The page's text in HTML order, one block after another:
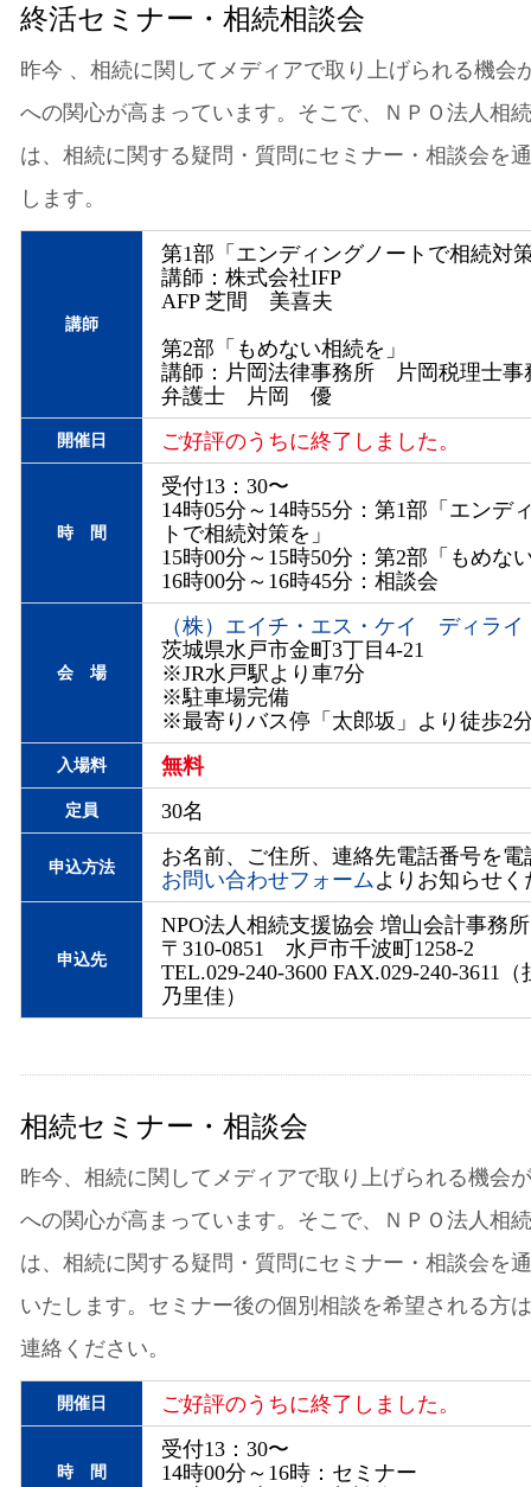
終活セミナー・相続相談会
昨今 、相続に関してメディアで取り上げられる機会
への関心が高まっています。そこで、ＮＰＯ法人相
は、相続に関する疑問・質問にセミナー・相談会を
します。
講師
第1部「エンディングノートで相続対
講師：株式会社IFP
AFP 芝間 美喜夫
第2部「もめない相続を」
講師：片岡法律事務所 片岡税理士事
弁護士 片岡 優
開催日 ご好評のうちに終了しました。
時 間
受付13：30〜
14時05分～14時55分：第1部「エンデ
トで相続対策を」
15時00分～15時50分：第2部「もめな
16時00分～16時45分：相談会
会 場
（株）エイチ・エス・ケイ ディライ
茨城県水戸市金町3丁目4-21
※JR水戸駅より車7分
※駐車場完備
※最寄りバス停「太郎坂」より徒歩2
入場料 無料
定員 30名
申込方法
お名前、ご住所、連絡先電話番号を電
お問い合わせフォームよりお知らせく
申込先
NPO法人相続支援協会 増山会計事務所
〒310-0851 水戸市千波町1258-2
TEL.029-240-3600 FAX.029-240-3611
乃里佳）
相続セミナー・相談会
昨今、相続に関してメディアで取り上げられる機会
への関心が高まっています。そこで、ＮＰＯ法人相
は、相続に関する疑問・質問にセミナー・相談会を
いたします。セミナー後の個別相談を希望される方
連絡ください。
開催日 ご好評のうちに終了しました。
時 間
受付13：30〜
14時00分～16時：セミナー